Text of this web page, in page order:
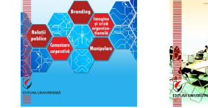
ADMINISTRATIVE
ȘTIINȚE ECONOMICE
ȘTIINȚE EXACTE
EDUCAȚIE FIZICĂ ȘI SPORT
PREUNIVERSITARIA
TIMP LIBER
Cum Cumpăr
Livrare
Politica de Retur
Formular de Retur
Distribuitori